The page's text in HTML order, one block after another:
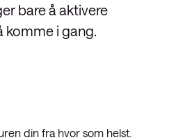
bare å aktivere
komme i gang.
din fra hvor som helst.